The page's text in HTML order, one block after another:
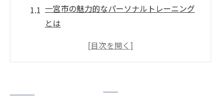
一宮市の魅力的なパーソナルトレーニング
とは
初心者に優しい一宮市のジムの特徴
安心のサポート体制で続けやすい環境